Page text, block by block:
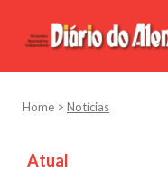
Home > Notícias
Atual